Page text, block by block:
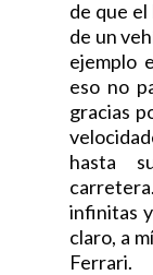
de que
de un
ejemplo
eso no
gracias
hasta
infinitas y
claro, a
Ferrari.